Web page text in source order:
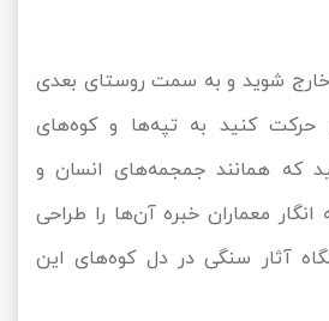
خارج شوید و به سمت روستای بعدی
حرکت کنید به تپه‌ها و کوه‌های
که همانند جمجمه‌های انسان و
معماران خبره آن‌ها را طراحی
آثار سنگی در دل کوه‌های این